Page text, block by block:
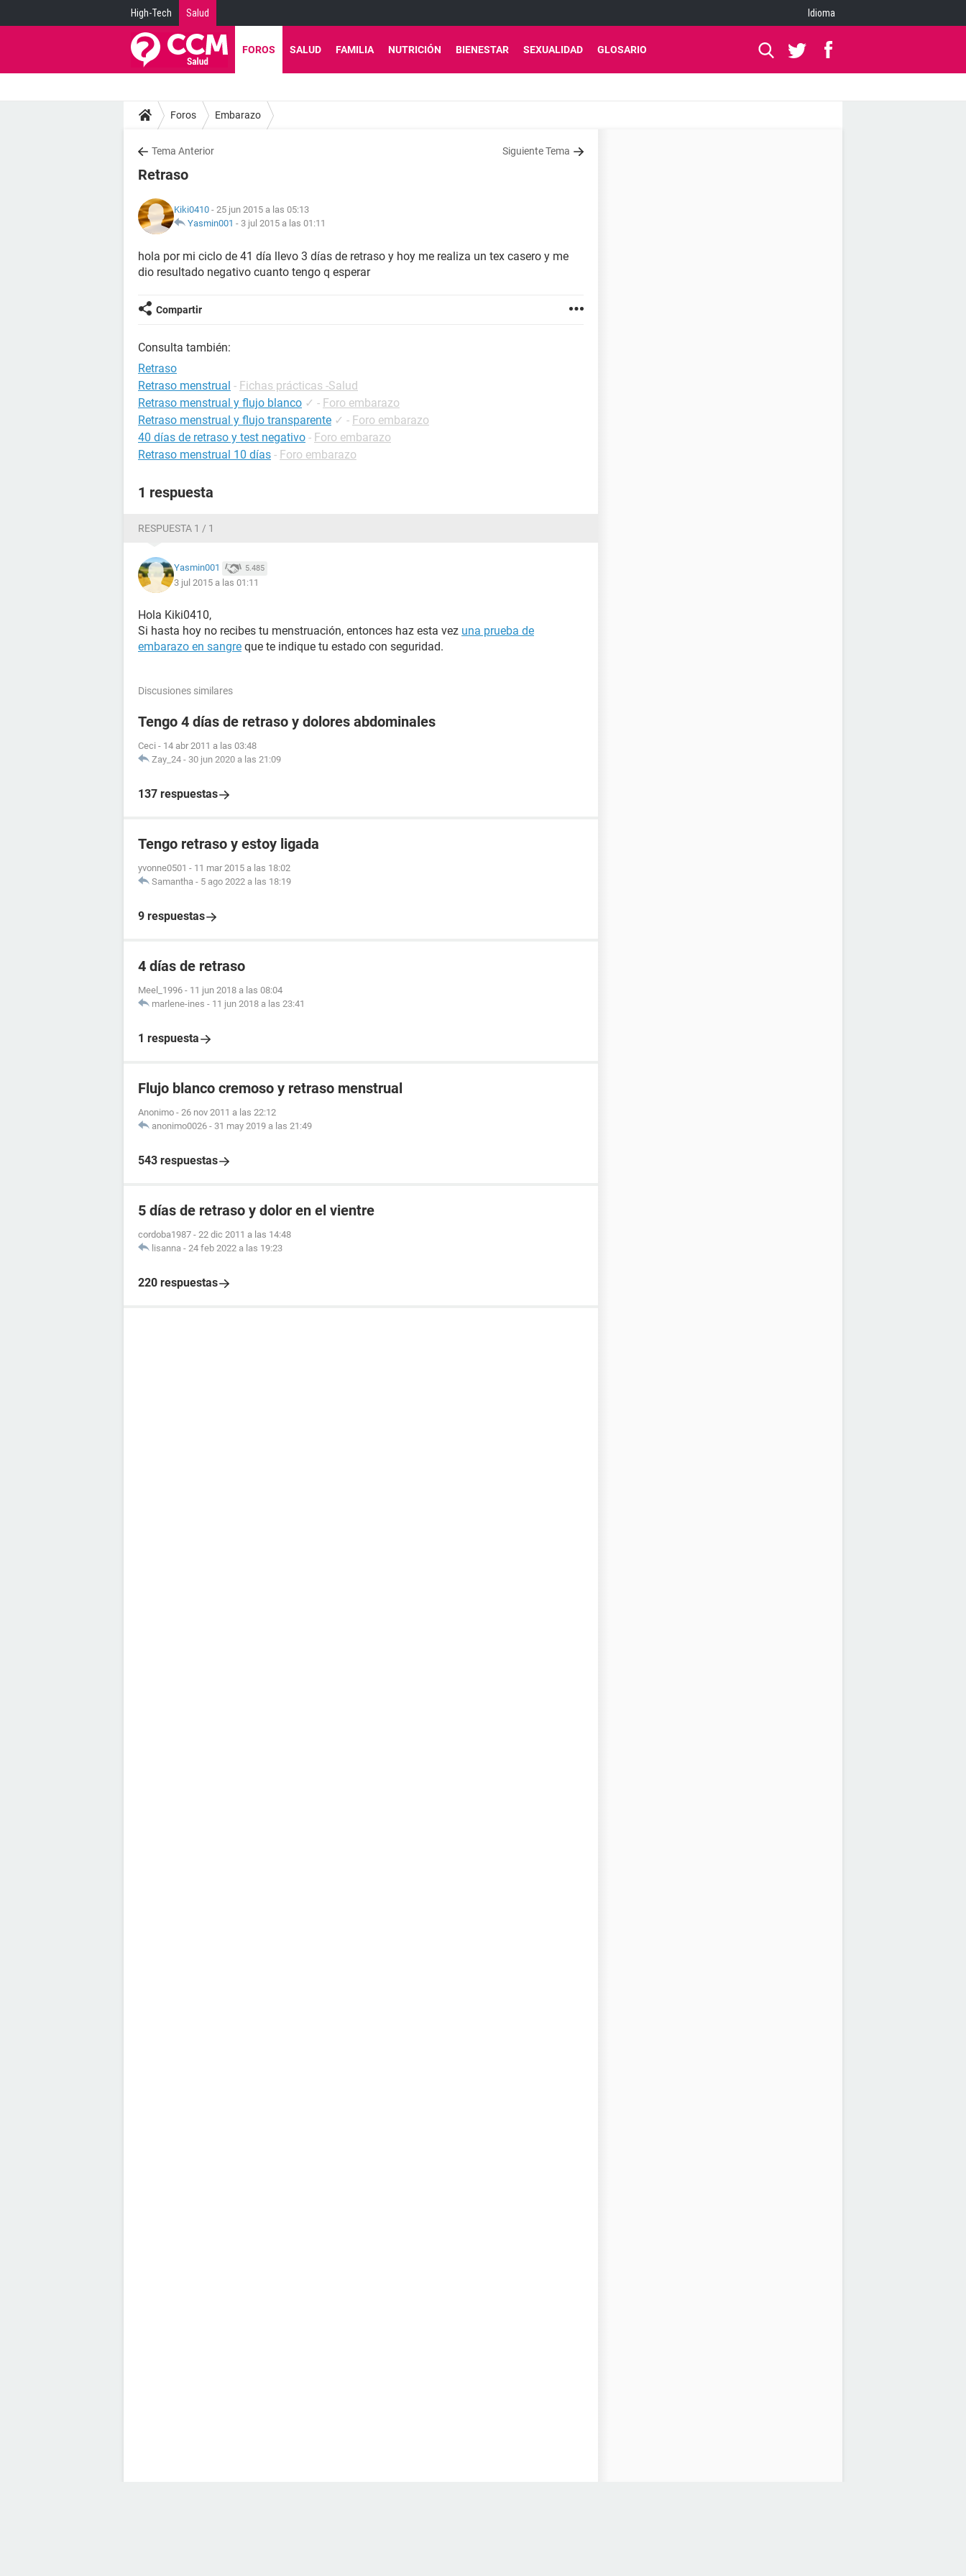
High-Tech Salud Idioma
FOROS SALUD FAMILIA NUTRICIÓN BIENESTAR SEXUALIDAD GLOSARIO
Foros Embarazo
Tema Anterior Siguiente Tema
Retraso
Kiki0410 - 25 jun 2015 a las 05:13
Yasmin001 - 3 jul 2015 a las 01:11
hola por mi ciclo de 41 día llevo 3 días de retraso y hoy me realiza un tex casero y me
dio resultado negativo cuanto tengo q esperar
Compartir
Consulta también:
Retraso
Retraso menstrual - Fichas prácticas -Salud
Retraso menstrual y flujo blanco ✓ - Foro embarazo
Retraso menstrual y flujo transparente ✓ - Foro embarazo
40 días de retraso y test negativo - Foro embarazo
Retraso menstrual 10 días - Foro embarazo
1 respuesta
RESPUESTA 1 / 1
Yasmin001 5.485
3 jul 2015 a las 01:11
Hola Kiki0410,
Si hasta hoy no recibes tu menstruación, entonces haz esta vez una prueba de
embarazo en sangre que te indique tu estado con seguridad.
Discusiones similares
Tengo 4 días de retraso y dolores abdominales
Ceci - 14 abr 2011 a las 03:48
Zay_24 - 30 jun 2020 a las 21:09
137 respuestas
Tengo retraso y estoy ligada
yvonne0501 - 11 mar 2015 a las 18:02
Samantha - 5 ago 2022 a las 18:19
9 respuestas
4 días de retraso
Meel_1996 - 11 jun 2018 a las 08:04
marlene-ines - 11 jun 2018 a las 23:41
1 respuesta
Flujo blanco cremoso y retraso menstrual
Anonimo - 26 nov 2011 a las 22:12
anonimo0026 - 31 may 2019 a las 21:49
543 respuestas
5 días de retraso y dolor en el vientre
cordoba1987 - 22 dic 2011 a las 14:48
lisanna - 24 feb 2022 a las 19:23
220 respuestas